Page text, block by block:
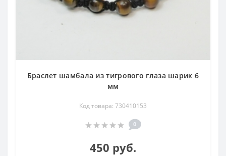
Браслет шамбала из тигрового глаза шарик 6
мм
Код товара: 730410153
0
450 руб.